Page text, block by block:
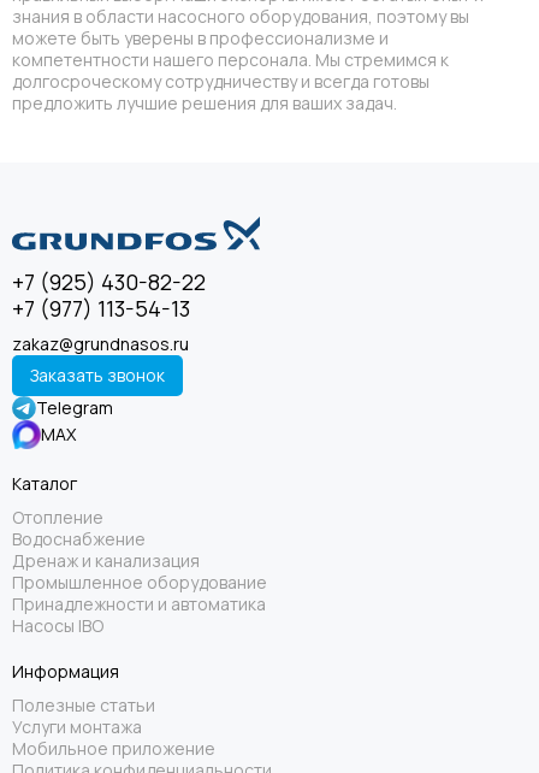
знания в области насосного оборудования, поэтому вы
можете быть уверены в профессионализме и
компетентности нашего персонала. Мы стремимся к
долгосроческому сотрудничеству и всегда готовы
предложить лучшие решения для ваших задач.
+7 (925) 430-82-22
+7 (977) 113-54-13
zakaz@grundnasos.ru
Заказать звонок
Telegram
MAX
Каталог
Отопление
Водоснабжение
Дренаж и канализация
Промышленное оборудование
Принадлежности и автоматика
Насосы IBO
Информация
Полезные статьи
Услуги монтажа
Мобильное приложение